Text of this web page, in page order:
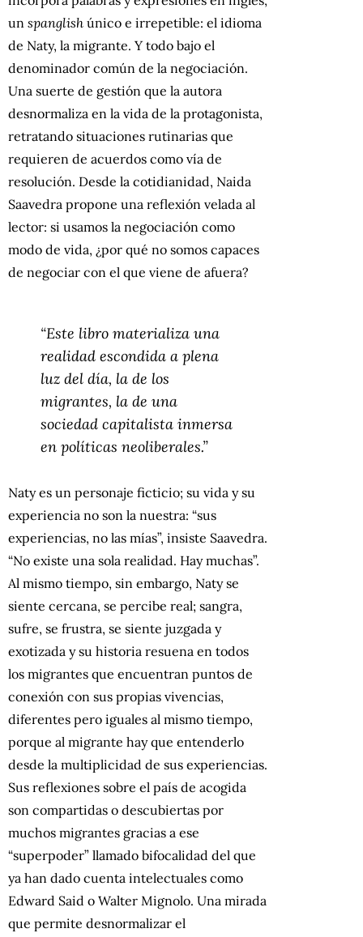
un spanglish único e irrepetible: el idioma
de Naty, la migrante. Y todo bajo el
denominador común de la negociación.
Una suerte de gestión que la autora
desnormaliza en la vida de la protagonista,
retratando situaciones rutinarias que
requieren de acuerdos como vía de
resolución. Desde la cotidianidad, Naida
Saavedra propone una reflexión velada al
lector: si usamos la negociación como
modo de vida, ¿por qué no somos capaces
de negociar con el que viene de afuera?
“Este libro materializa una
realidad escondida a plena
luz del día, la de los
migrantes, la de una
sociedad capitalista inmersa
en políticas neoliberales.”
Naty es un personaje ficticio; su vida y su
experiencia no son la nuestra: “sus
experiencias, no las mías”, insiste Saavedra.
“No existe una sola realidad. Hay muchas”.
Al mismo tiempo, sin embargo, Naty se
siente cercana, se percibe real; sangra,
sufre, se frustra, se siente juzgada y
exotizada y su historia resuena en todos
los migrantes que encuentran puntos de
conexión con sus propias vivencias,
diferentes pero iguales al mismo tiempo,
porque al migrante hay que entenderlo
desde la multiplicidad de sus experiencias.
Sus reflexiones sobre el país de acogida
son compartidas o descubiertas por
muchos migrantes gracias a ese
“superpoder” llamado bifocalidad del que
ya han dado cuenta intelectuales como
Edward Said o Walter Mignolo. Una mirada
que permite desnormalizar el